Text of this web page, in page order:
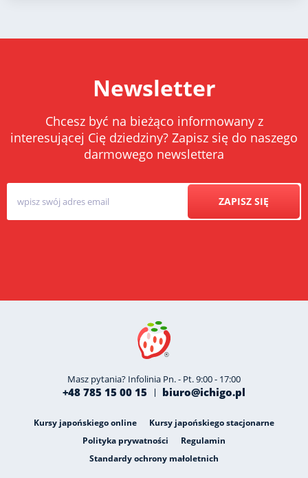
Newsletter
Chcesz być na bieżąco informowany z
interesującej Cię dziedziny? Zapisz się do naszego
darmowego newslettera
ZAPISZ SIĘ
Masz pytania? Infolinia Pn. - Pt. 9:00 - 17:00
+48 785 15 00 15 biuro@ichigo.pl
Kursy japońskiego online
Kursy japońskiego stacjonarne
Polityka prywatności
Regulamin
Standardy ochrony małoletnich